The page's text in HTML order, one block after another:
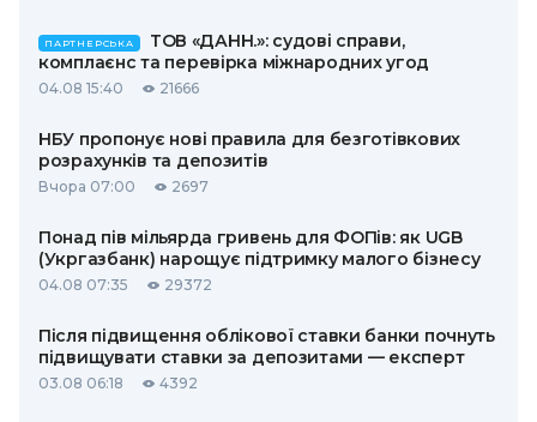
ПАРТНЕРСЬКА
ТОВ «ДАНН.»: судові справи,
комплаєнс та перевірка міжнародних угод
04.08 15:40 21666
НБУ пропонує нові правила для безготівкових
розрахунків та депозитів
Вчора 07:00 2697
Понад пів мільярда гривень для ФОПів: як UGB
(Укргазбанк) нарощує підтримку малого бізнесу
04.08 07:35 29372
Після підвищення облікової ставки банки почнуть
підвищувати ставки за депозитами — експерт
03.08 06:18 4392